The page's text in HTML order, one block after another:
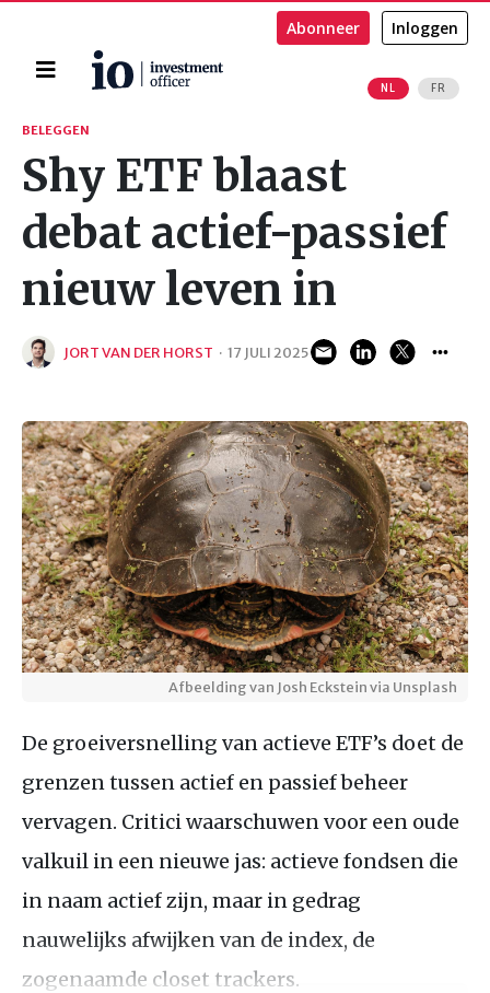
Home
NL FR
Abonneer Inloggen
Zoeken
BELEGGEN
Shy ETF blaast
debat actief-passief
nieuw leven in
JORT VAN DER HORST · 17 JULI 2025
Afbeelding van Josh Eckstein via Unsplash
De groeiversnelling van actieve ETF’s doet de
grenzen tussen actief en passief beheer
vervagen. Critici waarschuwen voor een oude
valkuil in een nieuwe jas: actieve fondsen die
in naam actief zijn, maar in gedrag
nauwelijks afwijken van de index, de
zogenaamde closet trackers.